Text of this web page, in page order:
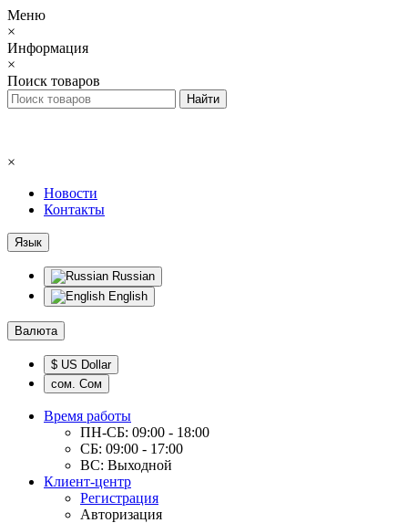
Меню
×
Информация
×
Поиск товаров
×
Новости
Контакты
Язык
Russian
English
Валюта
$ US Dollar
сом. Сом
Время работы
ПН-СБ: 09:00 - 18:00
СБ: 09:00 - 17:00
ВС: Выходной
Клиент-центр
Регистрация
Авторизация